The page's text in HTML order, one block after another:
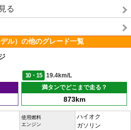
る
ル）の他のグレード一覧
10・15
19.4km/L
満タンでどこまで走る？
873km
使用燃料
エンジン
ハイオク
ガソリン